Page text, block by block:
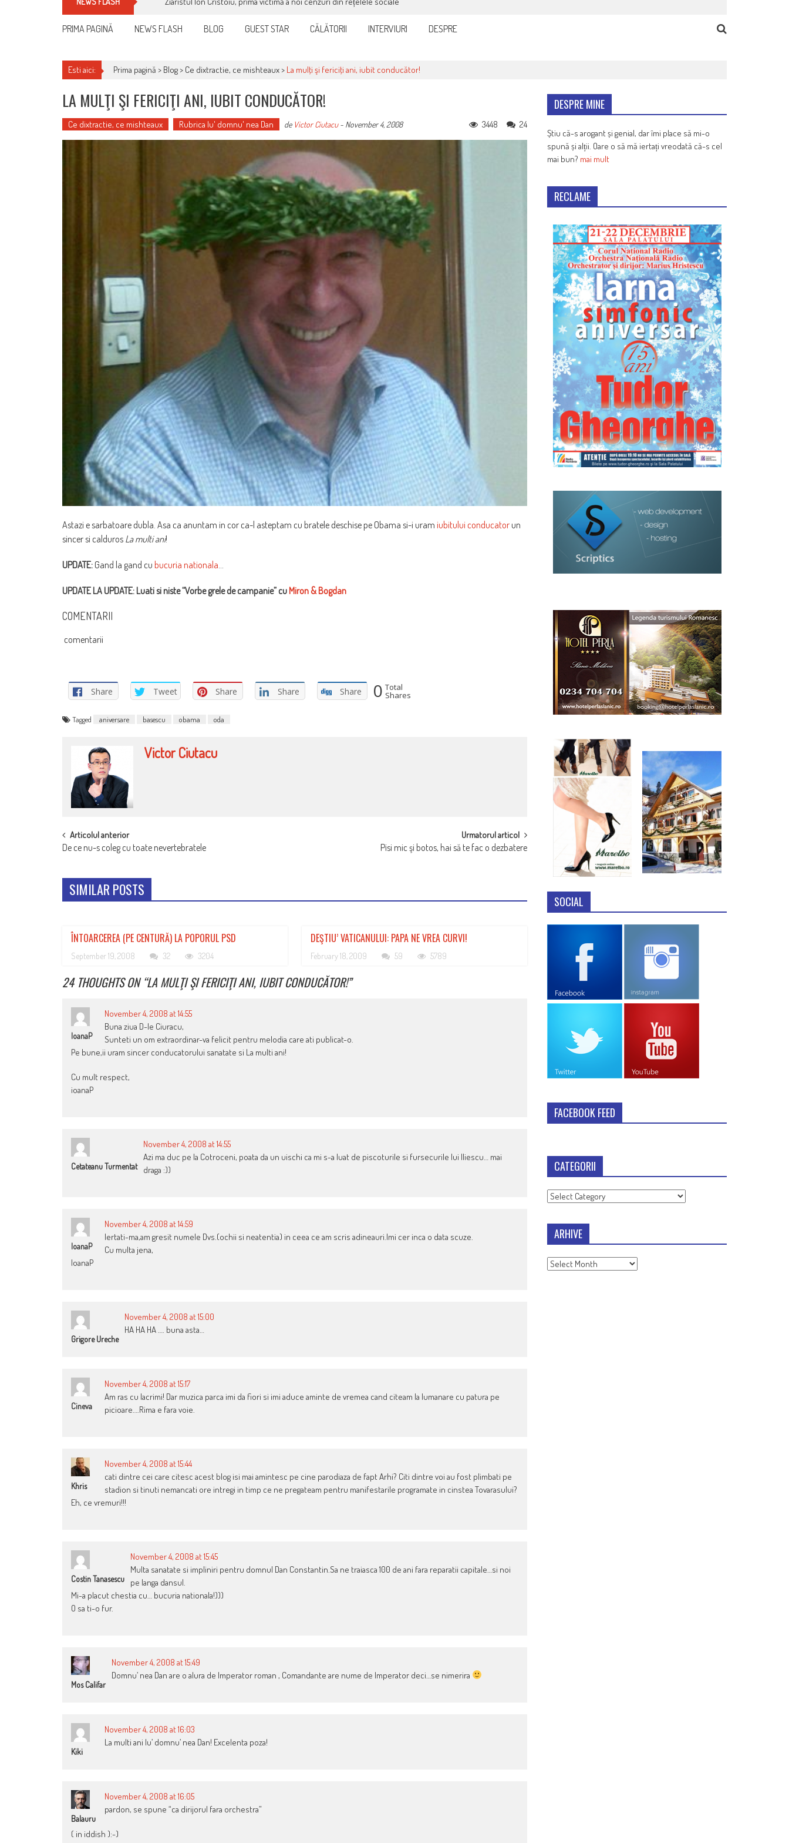
PRIMA PAGINĂ NEWS FLASH BLOG GUEST STAR CĂLĂTORII INTERVIURI DESPRE
Esti aici: Prima pagină > Blog> Ce dixtractie, ce mishteaux> La mulţi şi fericiţi ani, iubit conducător!
LA MULŢI ŞI FERICIŢI ANI, IUBIT CONDUCĂTOR!
Ce dixtractie, ce mishteaux Rubrica lu' domnu' nea Dan de Victor Ciutacu- November 4, 2008 24
3448
Astazi e sarbatoare dubla. Asa ca anuntam in cor ca-l asteptam cu bratele deschise pe Obama si-i uram iubitului conducator un
sincer si calduros La multi ani!
UPDATE: Gand la gand cu bucuria nationala
UPDATE LA UPDATE: Luati si niste “Vorbe grele de campanie” cuMiron & Bogdan
COMENTARII
comentarii
Share Tweet Share Share Share 0 Total
Shares
Tagged aniversare basescu obama oda
Victor Ciutacu
POST
NAVIGATION
Articolul anterior
De ce nu-s coleg cu toate nevertebratele
Urmatorul articol
Pisi mic şi botos, hai să te fac o dezbatere
SIMILAR POSTS
ÎNTOARCEREA (PE CENTURĂ) LA POPORUL PSD
September 19, 2008 32 3204
DEŞTIU’ VATICANULUI: PAPA NE VREA CURVI!
February 18, 2009 59 5789
24 THOUGHTS ON “LA MULŢI ŞI FERICIŢI ANI, IUBIT CONDUCĂTOR!”
IoanaP
November 4, 2008 at 14:55
Buna ziua D-le Ciuracu,
Sunteti un om extraordinar-va felicit pentru melodia care ati publicat-o.
Pe bune,ii uram sincer conducatorului sanatate si La multi ani!
Cu mult respect,
ioanaP
Cetateanu Turmentat
November 4, 2008 at 14:55
Azi ma duc pe la Cotroceni, poata da un uischi ca mi s-a luat de piscoturile si fursecurile lui Iliescu… mai
draga :))
IoanaP
November 4, 2008 at 14:59
Iertati-ma,am gresit numele Dvs.(ochii si neatentia) in ceea ce am scris adineauri.Imi cer inca o data scuze.
Cu multa jena,
IoanaP
Grigore Ureche
November 4, 2008 at 15:00
HA HA HA …. buna asta…
Cineva
November 4, 2008 at 15:17
Am ras cu lacrimi! Dar muzica parca imi da fiori si imi aduce aminte de vremea cand citeam la lumanare cu patura pe
picioare….Rima e fara voie.
Khris
November 4, 2008 at 15:44
cati dintre cei care citesc acest blog isi mai amintesc pe cine parodiaza de fapt Arhi? Citi dintre voi au fost plimbati pe
stadion si tinuti nemancati ore intregi in timp ce ne pregateam pentru manifestarile programate in cinstea Tovarasului?
Eh, ce vremuri!!!
Costin Tanasescu
November 4, 2008 at 15:45
Multa sanatate si impliniri pentru domnul Dan Constantin.Sa ne traiasca 100 de ani fara reparatii capitale…si noi
pe langa dansul.
Mi-a placut chestia cu… bucuria nationala!)))
O sa ti-o fur.
Mos Califar
November 4, 2008 at 15:49
Domnu’ nea Dan are o alura de Imperator roman , Comandante are nume de Imperator deci…se nimerira
Kiki
November 4, 2008 at 16:03
La multi ani lu’ domnu’ nea Dan! Excelenta poza!
Balauru
November 4, 2008 at 16:05
pardon, se spune “ca dirijorul fara orchestra”
( in iddish ):-)
DESPRE MINE
Știu că-s arogant și genial, dar îmi place să mi-o
spună și alții. Oare o să mă iertați vreodată că-s cel
mai bun? mai mult
RECLAME
SOCIAL
FACEBOOK FEED
CATEGORII
Categorii
ARHIVE
Arhive